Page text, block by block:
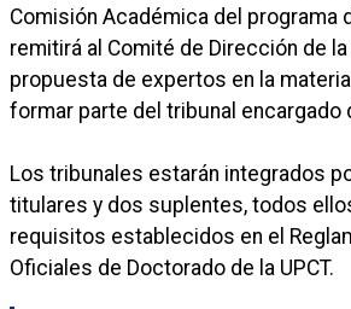
Comisión Académica del programa
remitirá al Comité de Dirección de la
propuesta de expertos en la
formar parte del tribunal encargado
Los tribunales estarán integrados
titulares y dos suplentes, todos
requisitos establecidos en el
Oficiales de Doctorado de la UPCT.